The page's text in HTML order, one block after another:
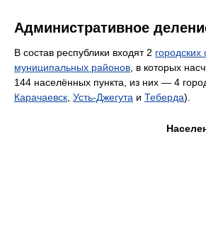
Административное
В состав республики входят 2 городских
муниципальных районов , в которых
144 населённых пункта, из них — 4
Карачаевск Усть-Джегута и Теберда).